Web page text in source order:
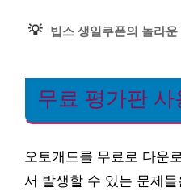
💡 빕스 생일쿠폰의 놀라
무료 평가판
오토캐드를 무료로 다운
서 발생할 수 있는 문제